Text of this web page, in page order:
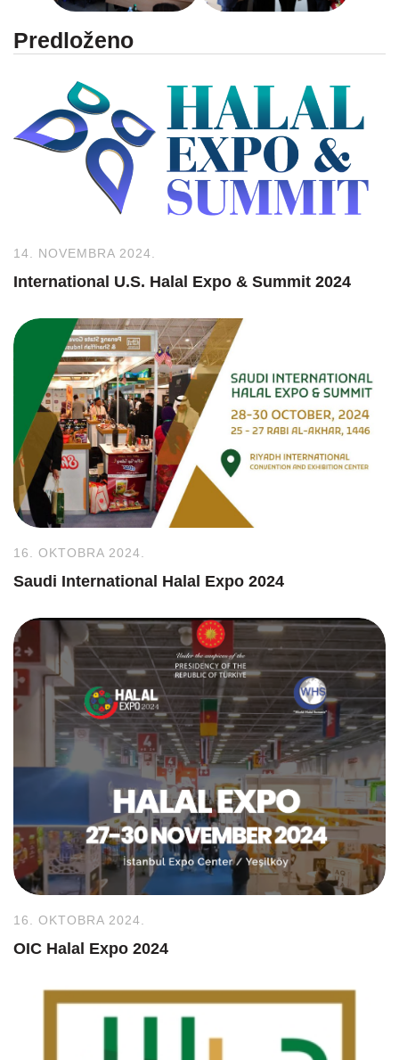
Predloženo
14. NOVEMBRA 2024.
International U.S. Halal Expo & Summit 2024
16. OKTOBRA 2024.
Saudi International Halal Expo 2024
16. OKTOBRA 2024.
OIC Halal Expo 2024